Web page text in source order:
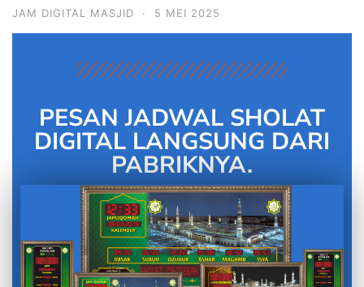
JAM DIGITAL MASJID · 5 MEI 2025
PESAN JADWAL SHOLAT
DIGITAL LANGSUNG DARI
PABRIKNYA.